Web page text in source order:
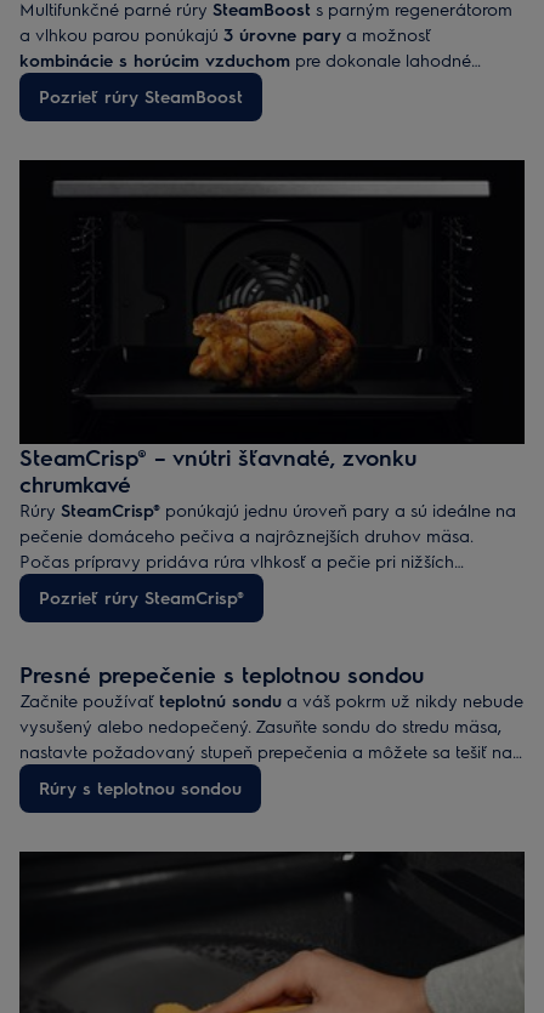
Multifunkčné parné rúry SteamBoost s parným regenerátorom
a vlhkou parou ponúkajú 3 úrovne pary a možnosť
kombinácie s horúcim vzduchom pre dokonale lahodné
pokrmy. Môžete v nich pripravovať mäso, zeleninu i prílohy,
nechať kysnúť cesto, zavárať alebo sušiť. Šetrne tiež ohrievajú
Pozrieť rúry SteamBoost
SteamCrisp® – vnútri šťavnaté, zvonku
chrumkavé
Rúry SteamCrisp® ponúkajú jednu úroveň pary a sú ideálne na
pečenie domáceho pečiva a najrôznejších druhov mäsa.
Počas prípravy pridáva rúra vlhkosť a pečie pri nižších
teplotách, aby sa suroviny nevysušovali. Dodatočné
vykurovacie kruhové teleso spolu s inovatívnym systémom
čas i energiu.
Pozrieť rúry SteamCrisp®
Presné prepečenie s teplotnou sondou
Začnite používať teplotnú sondu a váš pokrm už nikdy nebude
vysušený alebo nedopečený. Zasuňte sondu do stredu mäsa,
nastavte požadovaný stupeň prepečenia a môžete sa tešiť na
šťavnatý výsledok. Rovnakým spôsobom ju môžete využiť aj
na pečenie múčnych jedál.
Rúry s teplotnou sondou